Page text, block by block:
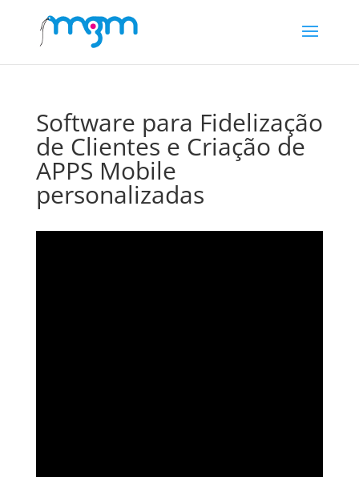
Software para Fidelização
de Clientes e Criação de
APPS Mobile
personalizadas